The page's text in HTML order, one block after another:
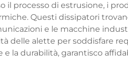
processo di estrusione, i
Questi dissipatori
e le macchine
delle alette per soddisfare
e la durabilità, garantisco